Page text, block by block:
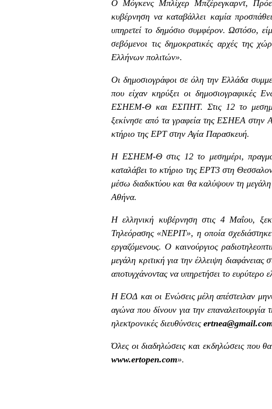
Ο Μόγκενς Μπλίχερ Μπζέρεγκαρντ,
κυβέρνηση να καταβάλλει καμία
υπηρετεί το δημόσιο συμφέρον. Ωστόσο,
σεβόμενοι τις δημοκρατικές αρχές της
Ελλήνων πολιτών».
Οι δημοσιογράφοι σε όλη την Ελλάδα
που είχαν κηρύξει οι
ΕΣΗΕΜ-Θ και ΕΣΠΗΤ. Στις 12 το
ξεκίνησε από τα γραφεία της ΕΣΗΕΑ στην
κτήριο της ΕΡΤ στην Αγία Παρασκευή.
Η ΕΣΗΕΜ-Θ στις 12 το μεσημέρι,
καταλάβει το κτήριο της ΕΡΤ3 στη
μέσω διαδικτύου και θα καλύψουν τη
Αθήνα.
Η ελληνική κυβέρνηση στις 4 Μαΐου,
Τηλεόρασης «ΝΕΡΙΤ», η οποία
εργαζόμενους. Ο καινούργιος
μεγάλη κριτική για την έλλειψη
αποτυγχάνοντας να υπηρετήσει το ευρύτερο
Η ΕΟΔ και οι Ενώσεις μέλη απέστειλαν
αγώνα που δίνουν για την επαναλειτουργία
ηλεκτρονικές διευθύνσεις
Όλες οι διαδηλώσεις και εκδηλώσεις που
www.ertopen.com».